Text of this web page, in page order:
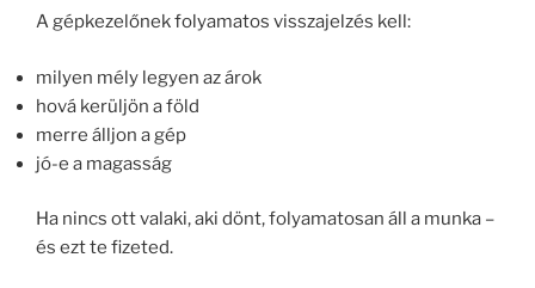
A gépkezelőnek folyamatos visszajelzés kell:
milyen mély legyen az árok
hová kerüljön a föld
merre álljon a gép
jó-e a magasság
Ha nincs ott valaki, aki dönt, folyamatosan áll a munka –
és ezt te fizeted.